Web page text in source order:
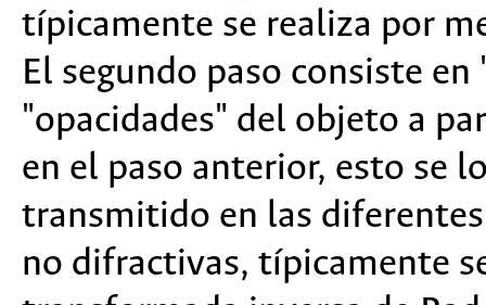
típicamente se realiza por
El segundo paso consiste
"opacidades" del objeto a
en el paso anterior, esto se
transmitido en las
no difractivas, típicamente